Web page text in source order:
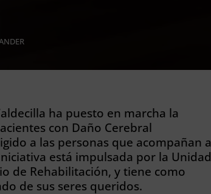
ha puesto en marcha la
con Daño Cerebral
a las personas que acompañan a
está impulsada por la Unidad
de Rehabilitación, y tiene como
de sus seres queridos.